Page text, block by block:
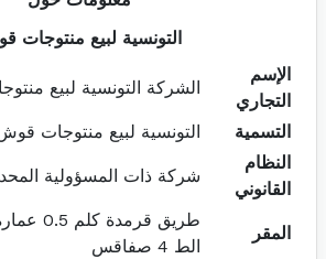
التونسية لبيع منتوجات
الإسم
التجاري
الشركة التونسية لبيع
التسمية
التونسية لبيع منتوجات
النظام
القانوني
شركة ذات المسؤولية
المقر
الط 4 صفاقس